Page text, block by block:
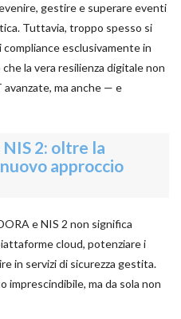
gestire e superare eventi
Tuttavia, troppo spesso si
esclusivamente in
la vera resilienza digitale non
ma anche — e
2: oltre la
approccio
e NIS 2 non significa
cloud, potenziare i
in servizi di sicurezza gestita.
imprescindibile, ma da sola non